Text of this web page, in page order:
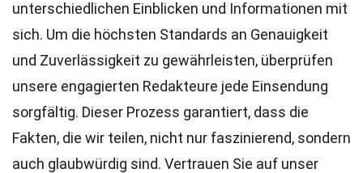
unterschiedlichen Einblicken und Informationen mit
sich. Um die höchsten Standards an Genauigkeit
und Zuverlässigkeit zu gewährleisten, überprüfen
unsere engagierten Redakteure jede Einsendung
sorgfältig. Dieser Prozess garantiert, dass die
Fakten, die wir teilen, nicht nur faszinierend, sondern
auch glaubwürdig sind. Vertrauen Sie auf unser